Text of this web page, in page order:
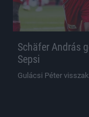
Schäfer András
Sepsi
Gulácsi Péter